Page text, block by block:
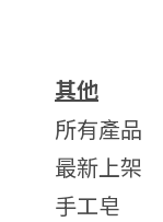
其他
所有產品
最新上架
手工皂